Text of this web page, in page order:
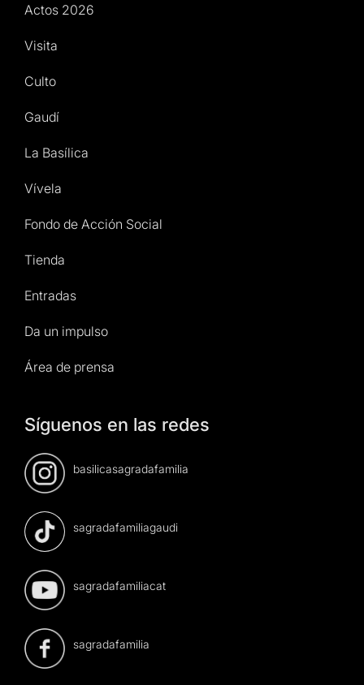
Actos 2026
Visita
Culto
Gaudí
La Basílica
Vívela
Fondo de Acción Social
Tienda
Entradas
Da un impulso
Área de prensa
Síguenos en las redes
basilicasagradafamilia
sagradafamiliagaudi
sagradafamiliacat
sagradafamilia